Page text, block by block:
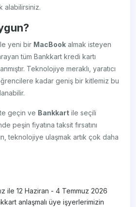
alabilirsiniz.
yeni bir MacBook almak isteyen
tüm Bankkart kredi kartı
Teknolojiye meraklı, yaratıcı
kadar geniş bir kitlemiz bu
geçin ve Bankkart ile seçili
peşin fiyatına taksit fırsatını
teknolojiye ulaşmak artık çok daha
ile 12 Haziran - 4 Temmuz 2026
anlaşmalı üye işyerlerimizin